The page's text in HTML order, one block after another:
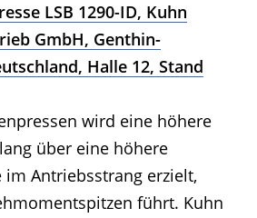
LSB 1290-ID, Kuhn
GmbH, Genthin-
Halle 12, Stand
wird eine höhere
über eine höhere
im Antriebsstrang erzielt,
führt. Kuhn